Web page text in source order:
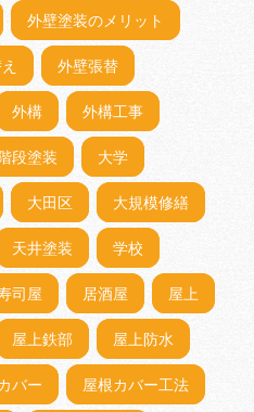
外壁塗装のメリット
外壁張替
外構 外構工事
段塗装 大学
大田区 大規模修繕
天井塗装 学校
司屋 居酒屋 屋上
屋上鉄部 屋上防水
バー 屋根カバー工法